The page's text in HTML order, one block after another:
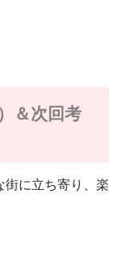
＆次回考
街に立ち寄り、楽